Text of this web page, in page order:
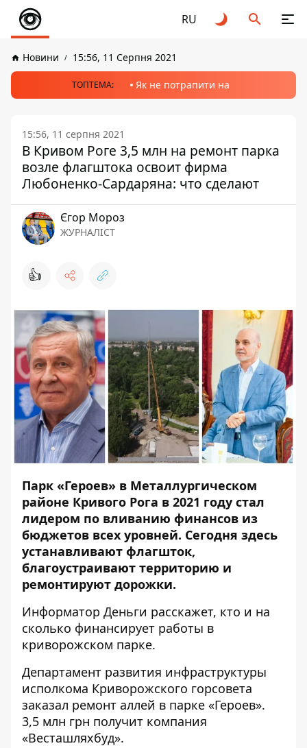
RU
Новини 15:56, 11 Серпня 2021
ТОПТЕМА: Як не потрапити на
15:56, 11 серпня 2021
В Кривом Роге 3,5 млн на ремонт парка
возле флагштока освоит фирма
Любоненко-Сардаряна: что сделают
Єгор Мороз
ЖУРНАЛІСТ
👍
Парк «Героев» в Металлургическом
районе Кривого Рога в 2021 году стал
лидером по вливанию финансов из
бюджетов всех уровней. Сегодня здесь
устанавливают флагшток,
благоустраивают территорию и
ремонтируют дорожки.
Информатор Деньги расскажет, кто и на
сколько финансирует работы в
криворожском парке.
Департамент развития инфраструктуры
исполкома Криворожского горсовета
заказал ремонт аллей в парке «Героев».
3,5 млн грн получит компания
«Весташляхбуд».